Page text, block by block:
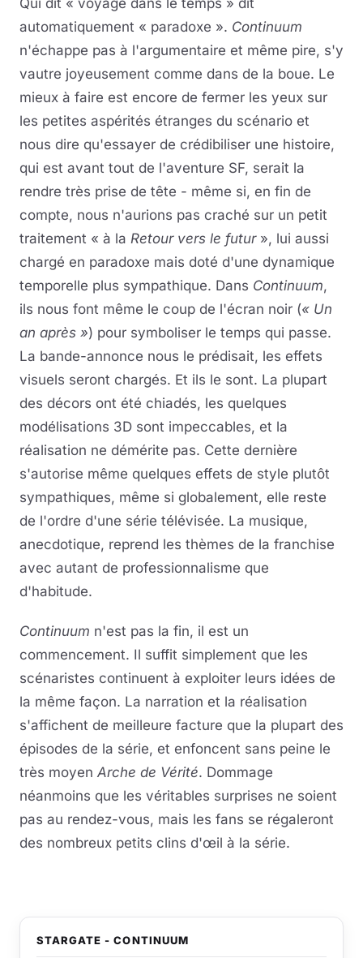
Qui dit « voyage dans le temps » dit
automatiquement « paradoxe ». Continuum
n'échappe pas à l'argumentaire et même pire, s'y
vautre joyeusement comme dans de la boue. Le
mieux à faire est encore de fermer les yeux sur
les petites aspérités étranges du scénario et
nous dire qu'essayer de crédibiliser une histoire,
qui est avant tout de l'aventure SF, serait la
rendre très prise de tête - même si, en fin de
compte, nous n'aurions pas craché sur un petit
traitement « à la Retour vers le futur », lui aussi
chargé en paradoxe mais doté d'une dynamique
temporelle plus sympathique. Dans Continuum,
ils nous font même le coup de l'écran noir (« Un
an après ») pour symboliser le temps qui passe.
La bande-annonce nous le prédisait, les effets
visuels seront chargés. Et ils le sont. La plupart
des décors ont été chiadés, les quelques
modélisations 3D sont impeccables, et la
réalisation ne démérite pas. Cette dernière
s'autorise même quelques effets de style plutôt
sympathiques, même si globalement, elle reste
de l'ordre d'une série télévisée. La musique,
anecdotique, reprend les thèmes de la franchise
avec autant de professionnalisme que
d'habitude.
Continuum n'est pas la fin, il est un
commencement. Il suffit simplement que les
scénaristes continuent à exploiter leurs idées de
la même façon. La narration et la réalisation
s'affichent de meilleure facture que la plupart des
épisodes de la série, et enfoncent sans peine le
très moyen Arche de Vérité. Dommage
néanmoins que les véritables surprises ne soient
pas au rendez-vous, mais les fans se régaleront
des nombreux petits clins d'œil à la série.
STARGATE - CONTINUUM